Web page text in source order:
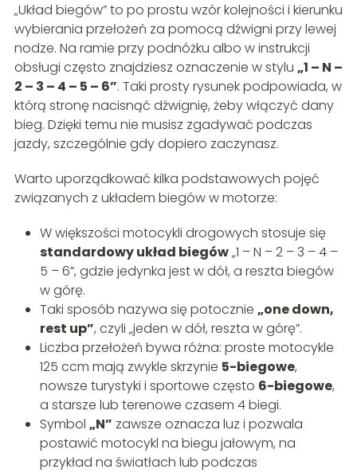
„Układ biegów” to po prostu wzór kolejności i kierunku
wybierania przełożeń za pomocą dźwigni przy lewej
nodze. Na ramie przy podnóżku albo w instrukcji
obsługi często znajdziesz oznaczenie w stylu „1 – N –
2 – 3 – 4 – 5 – 6”. Taki prosty rysunek podpowiada, w
którą stronę nacisnąć dźwignię, żeby włączyć dany
bieg. Dzięki temu nie musisz zgadywać podczas
jazdy, szczególnie gdy dopiero zaczynasz.
Warto uporządkować kilka podstawowych pojęć
związanych z układem biegów w motorze:
W większości motocykli drogowych stosuje się
standardowy układ biegów„1 – N – 2 – 3 – 4 –
5 – 6”, gdzie jedynka jest w dół, a reszta biegów
w górę.
Taki sposób nazywa się potocznie „one down,
rest up”, czyli „jeden w dół, reszta w górę”.
Liczba przełożeń bywa różna: proste motocykle
125 ccm mają zwykle skrzynie 5-biegowe,
nowsze turystyki i sportowe często 6-biegowe,
a starsze lub terenowe czasem 4 biegi.
Symbol „N” zawsze oznacza luz i pozwala
postawić motocykl na biegu jałowym, na
przykład na światłach lub podczas